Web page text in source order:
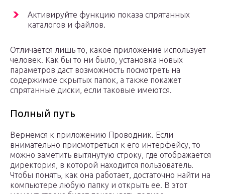
Активируйте функцию показа спрятанных
каталогов и файлов.
Отличается лишь то, какое приложение использует
человек. Как бы то ни было, установка новых
параметров даст возможность посмотреть на
содержимое скрытых папок, а также покажет
спрятанные диски, если таковые имеются.
Полный путь
Вернемся к приложению Проводник. Если
внимательно присмотреться к его интерфейсу, то
можно заметить вытянутую строку, где отображается
директория, в которой находится пользователь.
Чтобы понять, как она работает, достаточно найти на
компьютере любую папку и открыть ее. В этот